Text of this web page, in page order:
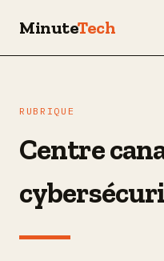
MinuteTech
RUBRIQUE
Centre